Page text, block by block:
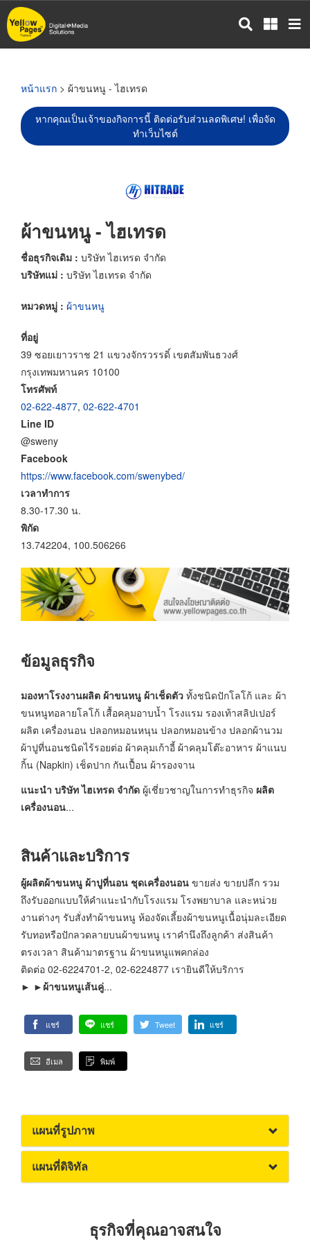
ข้าม
ไป
หน้าแรก > ผ้าขนหนู - ไฮเทรด
หากคุณเป็นเจ้าของกิจการนี้ ติดต่อรับส่วนลดพิเศษ! เพื่อจัด
ทำเว็บไซต์
ผ้าขนหนู - ไฮเทรด
ชื่อธุรกิจเดิม : บริษัท ไฮเทรด จำกัด
บริษัทแม่ : บริษัท ไฮเทรด จำกัด
หมวดหมู่ : ผ้าขนหนู
ที่อยู่
39 ซอยเยาวราช 21 แขวงจักรวรรดิ์ เขตสัมพันธวงศ์
กรุงเทพมหานคร 10100
โทรศัพท์
02-622-4877, 02-622-4701
Line ID
@sweny
Facebook
https://www.facebook.com/swenybed/
เวลาทำการ
8.30-17.30 น.
พิกัด
13.742204, 100.506266
ข้อมูลธุรกิจ
มองหาโรงงานผลิต ผ้าขนหนู ผ้าเช็ดตัว ทั้งชนิดปักโลโก้ และ ผ้า
ขนหนูทอลายโลโก้ เสื้อคลุมอาบน้ำ โรงแรม รองเท้าสลิปเปอร์
ผลิต เครื่องนอน ปลอกหมอนหนุน ปลอกหมอนข้าง ปลอกผ้านวม
ผ้าปูที่นอนชนิดไร้รอยต่อ ผ้าคลุมเก้าอี้ ผ้าคลุมโต๊ะอาหาร ผ้าแนบ
กิ้น (Napkin) เช็ดปาก กันเปื้อน ผ้ารองจาน
แนะนำ บริษัท ไฮเทรด จำกัด ผู้เชี่ยวชาญในการทำธุรกิจ ผลิต
เครื่องนอน...
สินค้าและบริการ
ผู้ผลิตผ้าขนหนู ผ้าปูที่นอน ชุดเครื่องนอน ขายส่ง ขายปลีก รวม
ถึงรับออกแบบให้คำแนะนำกับโรงแรม โรงพยาบาล และหน่วย
งานต่างๆ รับสั่งทำผ้าขนหนู ห้องจัดเลี้ยงผ้าขนหนูเนื้อนุ่มละเอียด
รับทอหรือปักลวดลายบนผ้าขนหนู เราคำนึงถึงลูกค้า ส่งสินค้า
ตรงเวลา สินค้ามาตรฐาน ผ้าขนหนูแพคกล่อง
ติดต่อ 02-6224701-2, 02-6224877 เรายินดีให้บริการ
► ► ผ้าขนหนูเส้นคู่...
แชร์ แชร์ Tweet แชร์
อีเมล พิมพ์
แผนที่รูปภาพ
แผนที่ดิจิทัล
ธุรกิจที่คุณอาจสนใจ